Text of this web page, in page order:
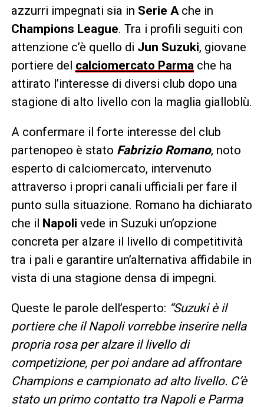
azzurri impegnati sia in Serie Ache in
Champions League. Tra i profili seguiti con
attenzione c’è quello di Jun Suzuki, giovane
portiere del calciomercato Parma che ha
attirato l’interesse di diversi club dopo una
stagione di alto livello con la maglia gialloblù.
A confermare il forte interesse del club
partenopeo è stato Fabrizio Romano, noto
esperto di calciomercato, intervenuto
attraverso i propri canali ufficiali per fare il
punto sulla situazione. Romano ha dichiarato
che il Napoli vede in Suzuki un’opzione
concreta per alzare il livello di competitività
tra i pali e garantire un’alternativa affidabile in
vista di una stagione densa di impegni.
Queste le parole dell’esperto: “Suzuki è il
portiere che il Napoli vorrebbe inserire nella
propria rosa per alzare il livello di
competizione, per poi andare ad affrontare
Champions e campionato ad alto livello. C’è
stato un primo contatto tra Napoli e Parma